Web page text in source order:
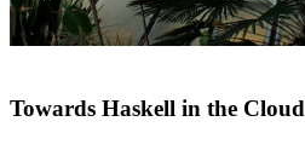
Towards Haskell in the Cloud